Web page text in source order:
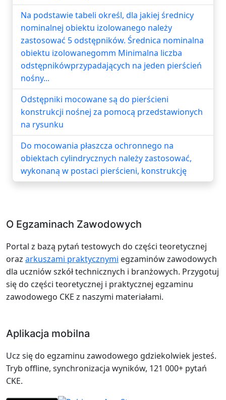
Na podstawie tabeli określ, dla jakiej średnicy
nominalnej obiektu izolowanego należy
zastosować 5 odstępników. Średnica nominalna
obiektu izolowanegomm Minimalna liczba
odstępnikówprzypadających na jeden pierścień
nośny...
Odstępniki mocowane są do pierścieni
konstrukcji nośnej za pomocą przedstawionych
na rysunku
Do mocowania płaszcza ochronnego na
obiektach cylindrycznych należy zastosować,
wykonaną w postaci pierścieni, konstrukcję
O Egzaminach Zawodowych
Portal z bazą pytań testowych do części teoretycznej
oraz arkuszami praktycznymi egzaminów zawodowych
dla uczniów szkół technicznych i branżowych. Przygotuj
się do części teoretycznej i praktycznej egzaminu
zawodowego CKE z naszymi materiałami.
Aplikacja mobilna
Ucz się do egzaminu zawodowego gdziekolwiek jesteś.
Tryb offline, synchronizacja wyników, 121 000+ pytań
CKE.